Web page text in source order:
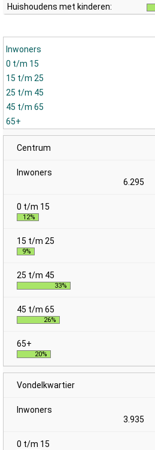
Huishoudens met kinderen:
Inwoners
0 t/m 15
15 t/m 25
25 t/m 45
45 t/m 65
65+
Centrum
6.295
12%
9%
33%
26%
20%
Vondelkwartier
3.935